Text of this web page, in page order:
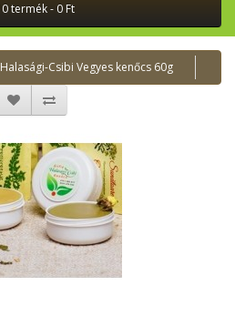
0 termék - 0 Ft
Halasági-Csibi Vegyes kenőcs 60g